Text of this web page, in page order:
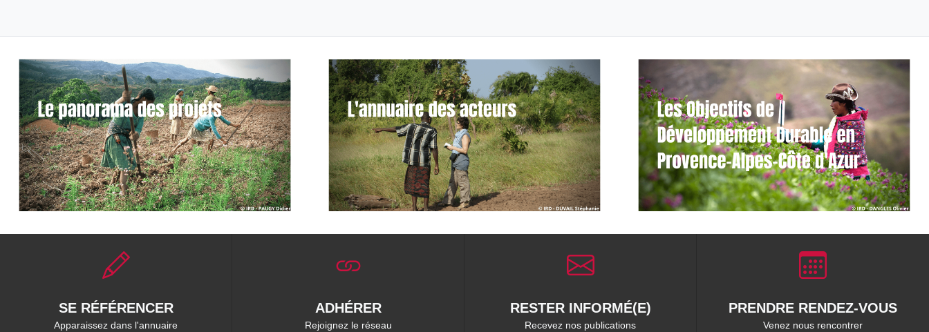
SE RÉFÉRENCER
Apparaissez dans l'annuaire
ADHÉRER
Rejoignez le réseau
RESTER INFORMÉ(E)
Recevez nos publications
PRENDRE RENDEZ-VOUS
Venez nous rencontrer